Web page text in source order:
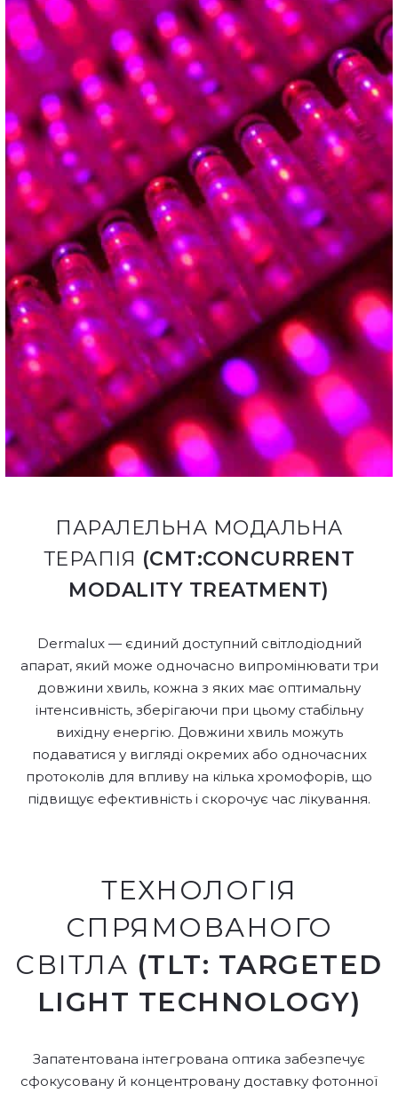
ПАРАЛЕЛЬНА МОДАЛЬНА
ТЕРАПІЯ (CMT:CONCURRENT
MODALITY TREATMENT)
Dermalux — єдиний доступний світлодіодний
апарат, який може одночасно випромінювати три
довжини хвиль, кожна з яких має оптимальну
інтенсивність, зберігаючи при цьому стабільну
вихідну енергію. Довжини хвиль можуть
подаватися у вигляді окремих або одночасних
протоколів для впливу на кілька хромофорів, що
підвищує ефективність і скорочує час лікування.
ТЕХНОЛОГІЯ
СПРЯМОВАНОГО
СВІТЛА (TLT: TARGETED
LIGHT TECHNOLOGY)
Запатентована інтегрована оптика забезпечує
сфокусовану й концентровану доставку фотонної